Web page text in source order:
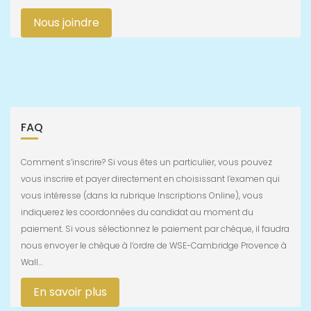
Nous joindre
FAQ
Comment s’inscrire? Si vous êtes un particulier, vous pouvez
vous inscrire et payer directement en choisissant l’examen qui
vous intéresse (dans la rubrique Inscriptions Online), vous
indiquerez les coordonnées du candidat au moment du
paiement. Si vous sélectionnez le paiement par chèque, il faudra
nous envoyer le chèque à l’ordre de WSE-Cambridge Provence à
Wall…
En savoir plus